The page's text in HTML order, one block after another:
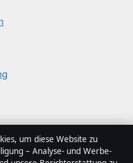
digitaler
um diese Website zu
– Analyse- und Werbe-